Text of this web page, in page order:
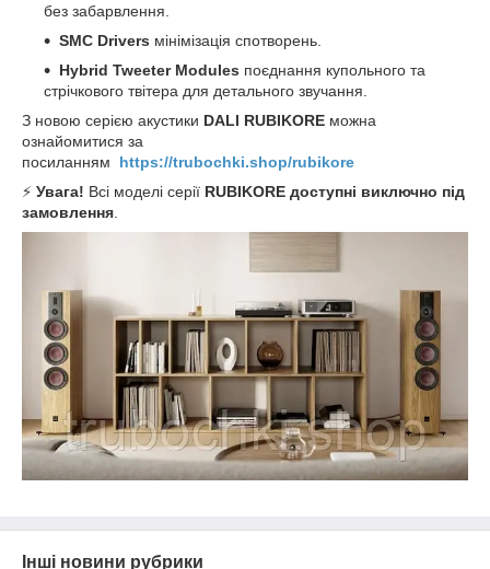
без забарвлення.
SMC Drivers мінімізація спотворень.
Hybrid Tweeter Modules поєднання купольного та
стрічкового твітера для детального звучання.
З новою серією акустики DALI RUBIKORE можна
ознайомитися за
посиланням
https://trubochki.shop/rubikore
⚡ Увага! Всі моделі серії RUBIKORE доступні виключно під
замовлення
Інші новини рубрики